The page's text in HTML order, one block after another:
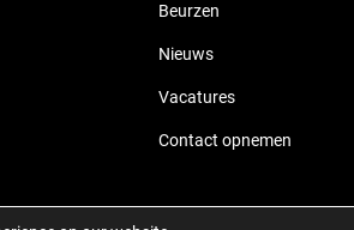
Beurzen
Nieuws
Vacatures
Contact opnemen